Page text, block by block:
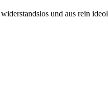
und aus rein